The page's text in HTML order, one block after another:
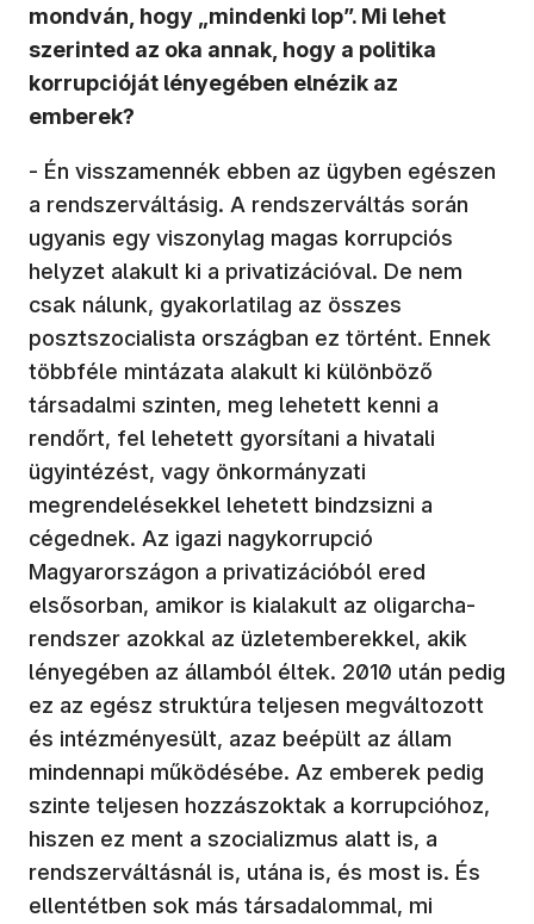
mondván, hogy „mindenki lop”. Mi lehet
szerinted az oka annak, hogy a politika
korrupcióját lényegében elnézik az
emberek?
- Én visszamennék ebben az ügyben egészen
a rendszerváltásig. A rendszerváltás során
ugyanis egy viszonylag magas korrupciós
helyzet alakult ki a privatizációval. De nem
csak nálunk, gyakorlatilag az összes
posztszocialista országban ez történt. Ennek
többféle mintázata alakult ki különböző
társadalmi szinten, meg lehetett kenni a
rendőrt, fel lehetett gyorsítani a hivatali
ügyintézést, vagy önkormányzati
megrendelésekkel lehetett bindzsizni a
cégednek. Az igazi nagykorrupció
Magyarországon a privatizációból ered
elsősorban, amikor is kialakult az oligarcha-
rendszer azokkal az üzletemberekkel, akik
lényegében az államból éltek. 2010 után pedig
ez az egész struktúra teljesen megváltozott
és intézményesült, azaz beépült az állam
mindennapi működésébe. Az emberek pedig
szinte teljesen hozzászoktak a korrupcióhoz,
hiszen ez ment a szocializmus alatt is, a
rendszerváltásnál is, utána is, és most is. És
ellentétben sok más társadalommal, mi